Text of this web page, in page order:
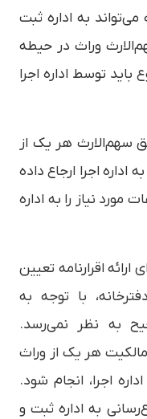
می‌تواند به اداره ثبت
وراث در حیطه
توسط اداره اجرا
سهم‌الارث هر یک از
اجرا ارجاع داده
مورد نیاز را به اداره
اقرارنامه تعیین
با توجه به
به نظر نمی‌رسد.
هر یک از وراث
اجرا، انجام شود.
به اداره ثبت و